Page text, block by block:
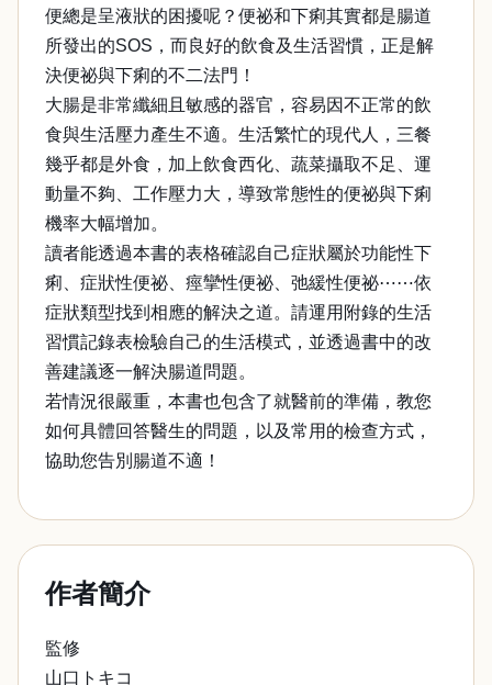
便總是呈液狀的困擾呢？便祕和下痢其實都是腸道
所發出的SOS，而良好的飲食及生活習慣，正是解
決便祕與下痢的不二法門！
大腸是非常纖細且敏感的器官，容易因不正常的飲
食與生活壓力產生不適。生活繁忙的現代人，三餐
幾乎都是外食，加上飲食西化、蔬菜攝取不足、運
動量不夠、工作壓力大，導致常態性的便祕與下痢
機率大幅增加。
讀者能透過本書的表格確認自己症狀屬於功能性下
痢、症狀性便祕、痙攣性便祕、弛緩性便祕⋯⋯依
症狀類型找到相應的解決之道。請運用附錄的生活
習慣記錄表檢驗自己的生活模式，並透過書中的改
善建議逐一解決腸道問題。
若情況很嚴重，本書也包含了就醫前的準備，教您
如何具體回答醫生的問題，以及常用的檢查方式，
協助您告別腸道不適！
作者簡介
監修
山口トキコ